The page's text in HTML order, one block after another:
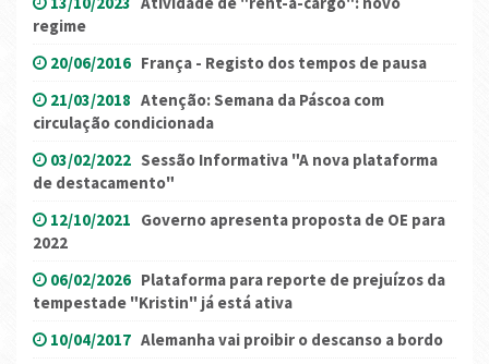
regime
20/06/2016 França - Registo dos tempos de pausa
21/03/2018 Atenção: Semana da Páscoa com
circulação condicionada
03/02/2022 Sessão Informativa "A nova plataforma
de destacamento"
12/10/2021 Governo apresenta proposta de OE para
2022
06/02/2026 Plataforma para reporte de prejuízos da
tempestade "Kristin" já está ativa
10/04/2017 Alemanha vai proibir o descanso a bordo